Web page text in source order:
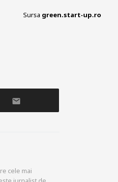
Sursa green.start-up.ro
cele mai